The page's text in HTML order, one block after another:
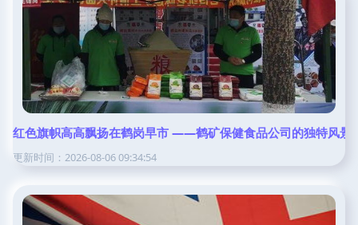
红色旗帜高高飘扬在鹤岗早市 ——鹤矿保健食品公司的独特风景
更新时间：2026-08-06 09:34:54